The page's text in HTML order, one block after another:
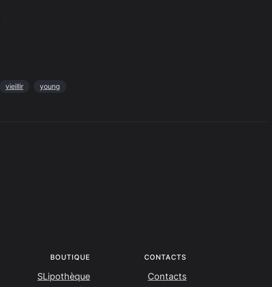
vieillir young
BOUTIQUE
SLipothèque
CONTACTS
Contacts